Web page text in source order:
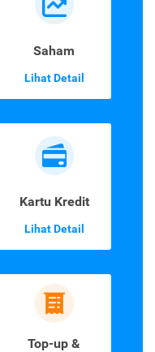
Saham
Lihat Detail
Kartu Kredit
Lihat Detail
Top-up &